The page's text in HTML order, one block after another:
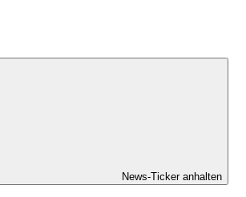
News-Ticker anhalten